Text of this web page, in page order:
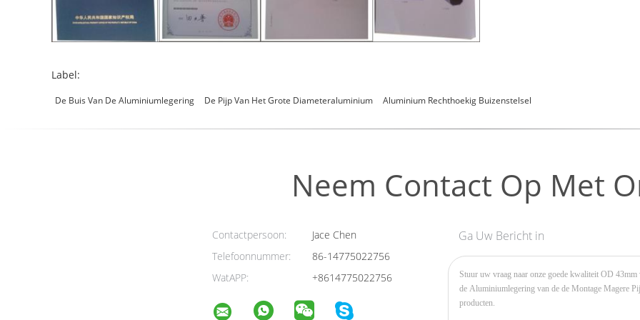
Label:
De Buis Van De Aluminiumlegering De Pijp Van Het Grote Diameteraluminium Aluminium Rechthoekig Buizenstelsel
Neem Contact Op Met
Contactpersoon:
Jace Chen
Telefoonnummer:
86-14775022756
WatAPP:
+8614775022756
Ga Uw Bericht in